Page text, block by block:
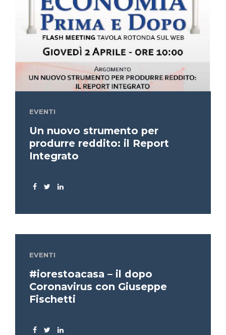
EVENTI
Un nuovo strumento per
produrre reddito: il Report
Integrato
EVENTI
#iorestoacasa – il dopo
Coronavirus con Giuseppe
Fischetti